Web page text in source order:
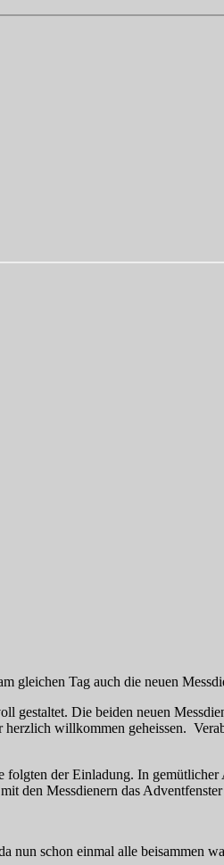
gleichen Tag auch die neuen
Die beiden neuen
herzlich willkommen geheissen.
folgten der Einladung. In gemütlicher
den Messdienern das
schon einmal alle beisammen